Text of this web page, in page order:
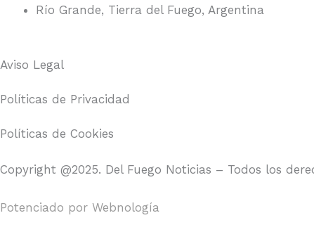
Río Grande, Tierra del Fuego, Argentina
Aviso Legal
Políticas de Privacidad
Políticas de Cookies
Copyright @2025. Del Fuego Noticias – Todos los
Potenciado por Webnología